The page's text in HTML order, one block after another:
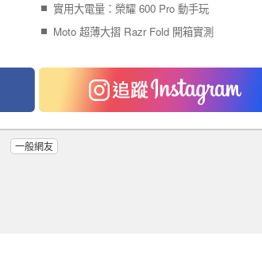
實用大電量：榮耀 600 Pro 動手玩
Moto 超薄大摺 Razr Fold 開箱實測
一般網友